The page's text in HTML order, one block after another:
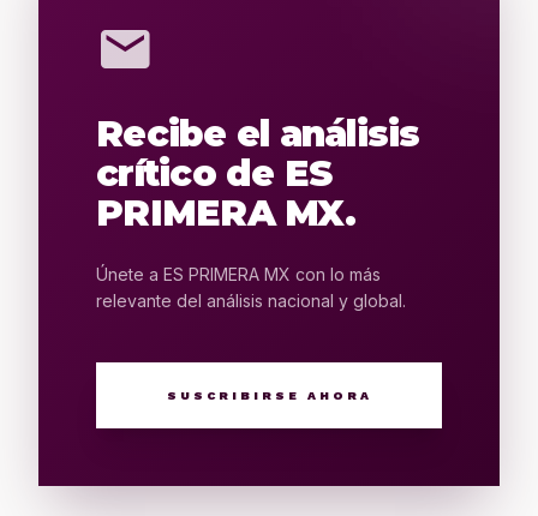
mail
Recibe el análisis
crítico de ES
PRIMERA MX.
Únete a ES PRIMERA MX con lo más
relevante del análisis nacional y global.
SUSCRIBIRSE AHORA